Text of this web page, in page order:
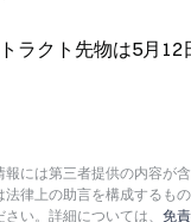
ラクト先物は5月
には第三者提供の内容が
法律上の助言を構成するも
い。詳細については、 免